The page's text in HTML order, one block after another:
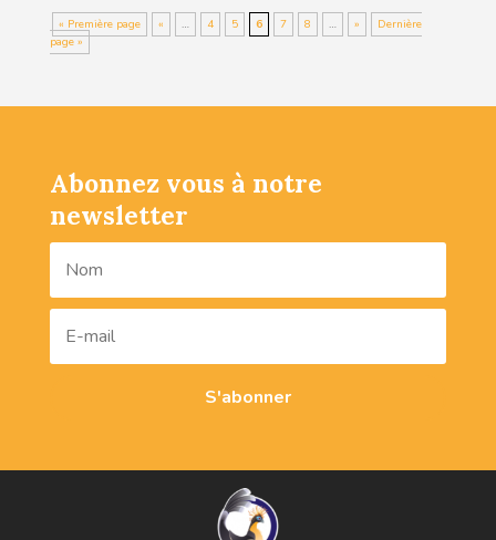
« Première page « … 4 5 6 7 8 … »
Dernière
page »
Abonnez vous à notre
newsletter
S'abonner